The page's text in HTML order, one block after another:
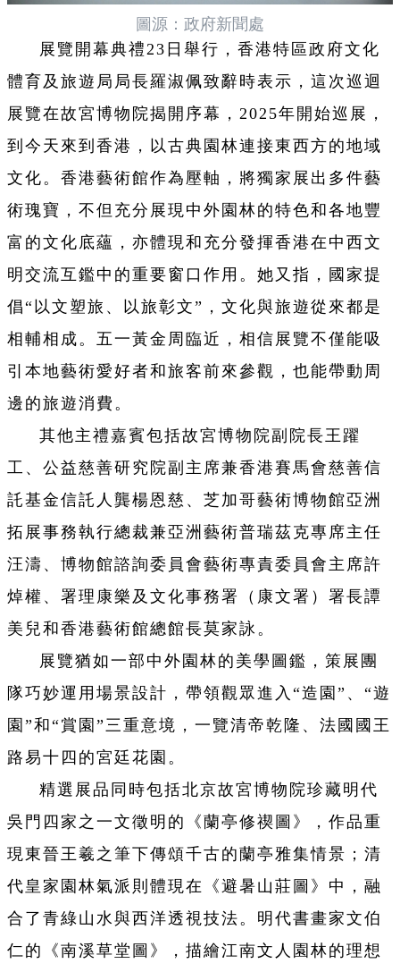
圖源：政府新聞處
展覽開幕典禮23日舉行，香港特區政府文化
體育及旅遊局局長羅淑佩致辭時表示，這次巡迴
展覽在故宮博物院揭開序幕，2025年開始巡展，
到今天來到香港，以古典園林連接東西方的地域
文化。香港藝術館作為壓軸，將獨家展出多件藝
術瑰寶，不但充分展現中外園林的特色和各地豐
富的文化底蘊，亦體現和充分發揮香港在中西文
明交流互鑑中的重要窗口作用。她又指，國家提
倡“以文塑旅、以旅彰文”，文化與旅遊從來都是
相輔相成。五一黃金周臨近，相信展覽不僅能吸
引本地藝術愛好者和旅客前來參觀，也能帶動周
邊的旅遊消費。
其他主禮嘉賓包括故宮博物院副院長王躍
工、公益慈善研究院副主席兼香港賽馬會慈善信
託基金信託人龔楊恩慈、芝加哥藝術博物館亞洲
拓展事務執行總裁兼亞洲藝術普瑞茲克專席主任
汪濤、博物館諮詢委員會藝術專責委員會主席許
焯權、署理康樂及文化事務署（康文署）署長譚
美兒和香港藝術館總館長莫家詠。
展覽猶如一部中外園林的美學圖鑑，策展團
隊巧妙運用場景設計，帶領觀眾進入“造園”、“遊
園”和“賞園”三重意境，一覽清帝乾隆、法國國王
路易十四的宮廷花園。
精選展品同時包括北京故宮博物院珍藏明代
吳門四家之一文徵明的《蘭亭修禊圖》，作品重
現東晉王羲之筆下傳頌千古的蘭亭雅集情景；清
代皇家園林氣派則體現在《避暑山莊圖》中，融
合了青綠山水與西洋透視技法。明代書畫家文伯
仁的《南溪草堂圖》，描繪江南文人園林的理想